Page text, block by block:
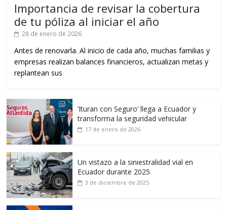
Importancia de revisar la cobertura
de tu póliza al iniciar el año
28 de enero de 2026
Antes de renovarla. Al inicio de cada año, muchas familias y
empresas realizan balances financieros, actualizan metas y
replantean sus
‘Ituran con Seguro’ llega a Ecuador y
transforma la seguridad vehicular
17 de enero de 2026
Un vistazo a la siniestralidad vial en
Ecuador durante 2025
3 de diciembre de 2025